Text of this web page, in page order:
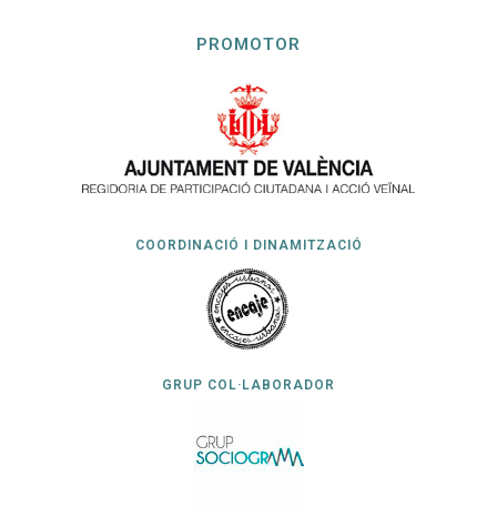
PROMOTOR
COORDINACIÓ I DINAMITZACIÓ
GRUP COL·LABORADOR